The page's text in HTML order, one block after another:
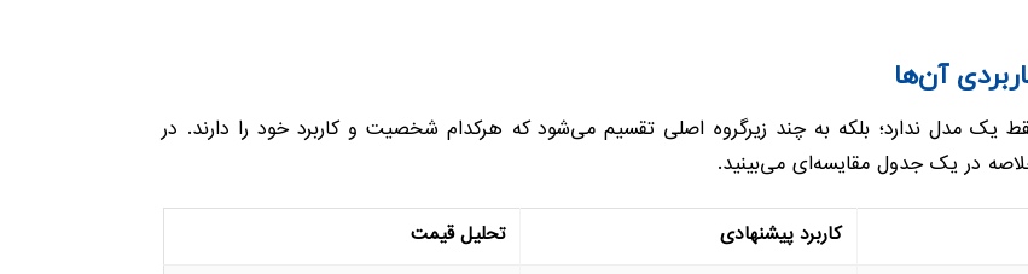
آن‌ها
مدل ندارد؛ بلکه به چند زیرگروه اصلی تقسیم می‌شود که هرکدام شخصیت و کاربرد خود را دارند. در
در یک جدول مقایسه‌ای می‌بینید.
کاربرد پیشنهادی
تحلیل قیمت